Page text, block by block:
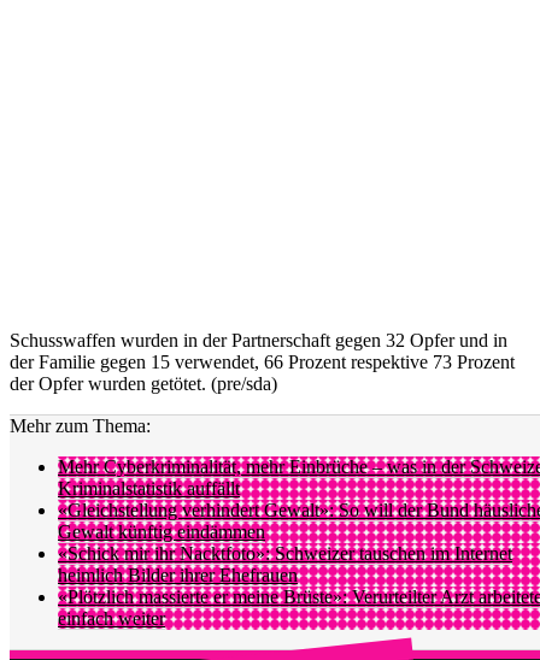
Schusswaffen wurden in der Partnerschaft gegen 32 Opfer und in
der Familie gegen 15 verwendet, 66 Prozent respektive 73 Prozent
der Opfer wurden getötet. (pre/sda)
Mehr zum Thema:
Mehr Cyberkriminalität, mehr Einbrüche – was in der
Kriminalstatistik auffällt
«Gleichstellung verhindert Gewalt»: So will der Bund
Gewalt künftig eindämmen
«Schick mir ihr Nacktfoto»: Schweizer tauschen im Internet
heimlich Bilder ihrer Ehefrauen
«Plötzlich massierte er meine Brüste»: Verurteilter Arzt
einfach weiter